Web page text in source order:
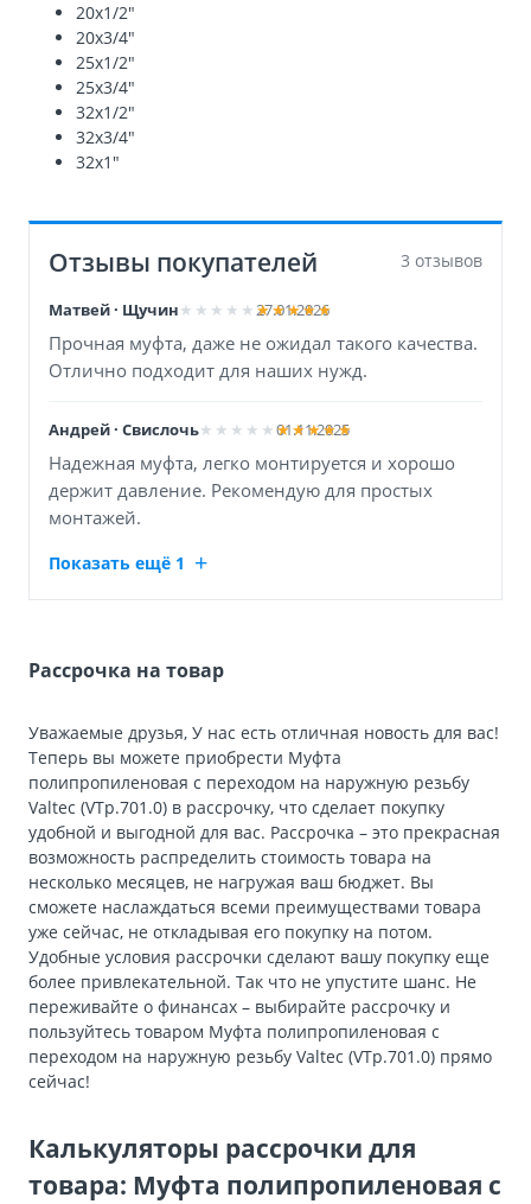
20х1/2″
20х3/4″
25х1/2″
25х3/4″
32х1/2″
32х3/4″
32х1″
Отзывы покупателей 3 отзывов
Матвей · Щучин 27.01.2026
Прочная муфта, даже не ожидал такого качества.
Отлично подходит для наших нужд.
Андрей · Свислочь 01.11.2025
Надежная муфта, легко монтируется и хорошо
держит давление. Рекомендую для простых
монтажей.
Показать ещё 1
Рассрочка на товар
Уважаемые друзья, У нас есть отличная новость для вас!
Теперь вы можете приобрести Муфта
полипропиленовая с переходом на наружную резьбу
Valtec (VTp.701.0) в рассрочку, что сделает покупку
удобной и выгодной для вас. Рассрочка – это прекрасная
возможность распределить стоимость товара на
несколько месяцев, не нагружая ваш бюджет. Вы
сможете наслаждаться всеми преимуществами товара
уже сейчас, не откладывая его покупку на потом.
Удобные условия рассрочки сделают вашу покупку еще
более привлекательной. Так что не упустите шанс. Не
переживайте о финансах – выбирайте рассрочку и
пользуйтесь товаром Муфта полипропиленовая с
переходом на наружную резьбу Valtec (VTp.701.0) прямо
сейчас!
Калькуляторы рассрочки для
товара: Муфта полипропиленовая с